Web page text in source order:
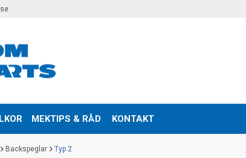
MEKTIPS & RÅD KONTAKT
Backspeglar Typ 2